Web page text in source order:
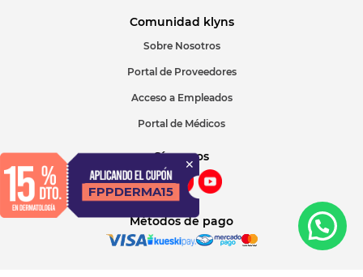
Comunidad klyns
Sobre Nosotros
Portal de Proveedores
Acceso a Empleados
Portal de Médicos
Síguenos
Métodos de pago